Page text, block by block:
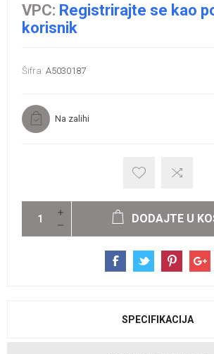
VPC: Registrirajte se kao
korisnik
Šifra: A5030187
Na zalihi
DODAJTE U
SPECIFIKACIJA